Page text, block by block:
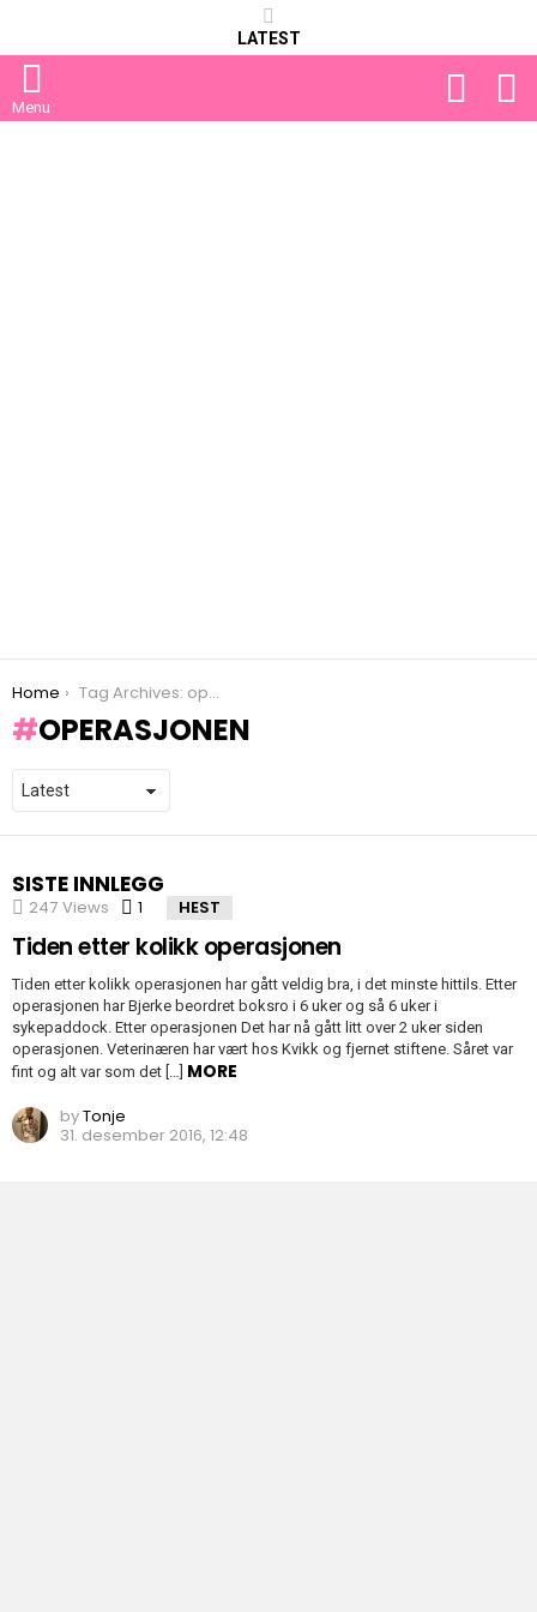
LATEST
Menu
You are here:
Home Tag Archives: operasjonen
OPERASJONEN
SISTE INNLEGG
247 Views 1 Comment
HEST
Tiden etter kolikk operasjonen
Tiden etter kolikk operasjonen har gått veldig bra, i det minste hittils. Etter
operasjonen har Bjerke beordret boksro i 6 uker og så 6 uker i
sykepaddock. Etter operasjonen Det har nå gått litt over 2 uker siden
operasjonen. Veterinæren har vært hos Kvikk og fjernet stiftene. Såret var
fint og alt var som det […] MORE
byTonje
31. desember 2016, 12:48